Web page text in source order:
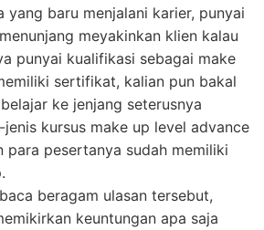
yang baru menjalani karier, punyai
meyakinkan klien kalau
punyai kualifikasi sebagai make
sertifikat, kalian pun bakal
ke jenjang seterusnya
kursus make up level advance
para pesertanya sudah memiliki
beragam ulasan tersebut,
keuntungan apa saja